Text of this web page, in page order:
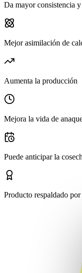
Da mayor consistencia
Mejor asimilación de
Aumenta la producción
Mejora la vida de
Puede anticipar la
Producto respaldado